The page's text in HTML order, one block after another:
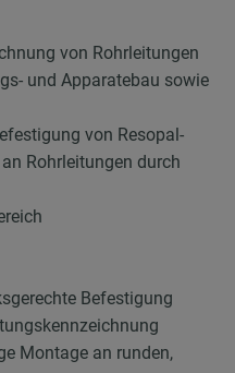
von Rohrleitungen
und Apparatebau sowie
von Resopal-
Rohrleitungen durch
Befestigung
Montage an runden,